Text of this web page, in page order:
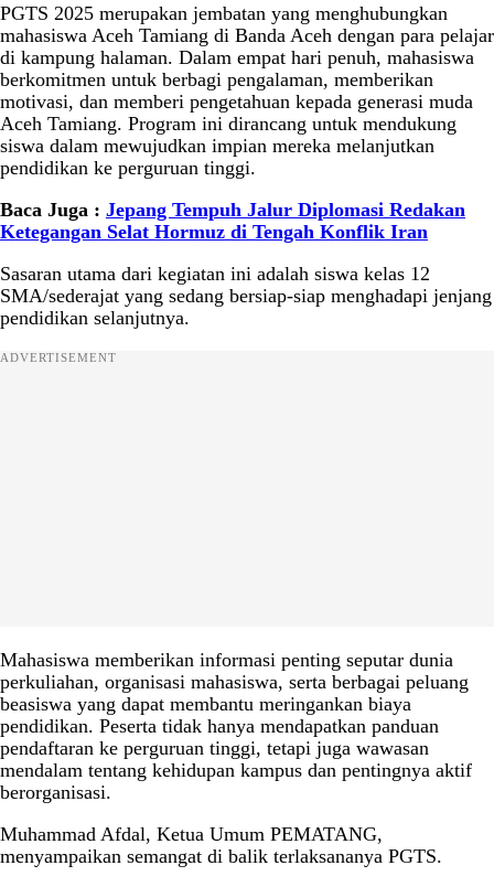
PGTS 2025 merupakan jembatan yang menghubungkan
mahasiswa Aceh Tamiang di Banda Aceh dengan para pelajar
di kampung halaman. Dalam empat hari penuh, mahasiswa
berkomitmen untuk berbagi pengalaman, memberikan
motivasi, dan memberi pengetahuan kepada generasi muda
Aceh Tamiang. Program ini dirancang untuk mendukung
siswa dalam mewujudkan impian mereka melanjutkan
pendidikan ke perguruan tinggi.
Baca Juga : Jepang Tempuh Jalur Diplomasi Redakan
Ketegangan Selat Hormuz di Tengah Konflik Iran
Sasaran utama dari kegiatan ini adalah siswa kelas 12
SMA/sederajat yang sedang bersiap-siap menghadapi jenjang
pendidikan selanjutnya.
ADVERTISEMENT
Mahasiswa memberikan informasi penting seputar dunia
perkuliahan, organisasi mahasiswa, serta berbagai peluang
beasiswa yang dapat membantu meringankan biaya
pendidikan. Peserta tidak hanya mendapatkan panduan
pendaftaran ke perguruan tinggi, tetapi juga wawasan
mendalam tentang kehidupan kampus dan pentingnya aktif
berorganisasi.
Muhammad Afdal, Ketua Umum PEMATANG,
menyampaikan semangat di balik terlaksananya PGTS.